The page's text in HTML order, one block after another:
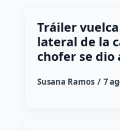
Tráiler
lateral de la
chofer se dio
Susana Ramos 7